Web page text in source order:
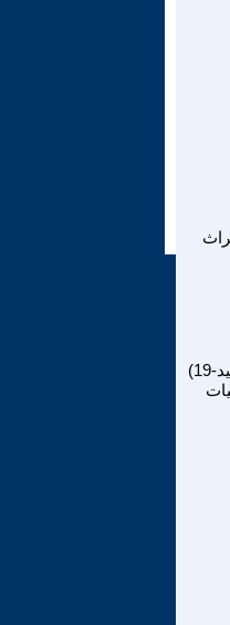
ملف: وباء - فيروس كورونا (كوفيد-19)